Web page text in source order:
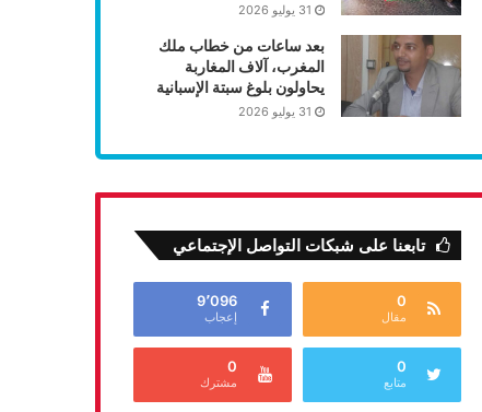
31 يوليو 2026
بعد ساعات من خطاب ملك
المغرب، آلاف المغاربة
يحاولون بلوغ سبتة الإسبانية
31 يوليو 2026
تابعنا على شبكات التواصل الإجتماعي
0
مقال
9٬096
إعجاب
0
متابع
0
مشترك